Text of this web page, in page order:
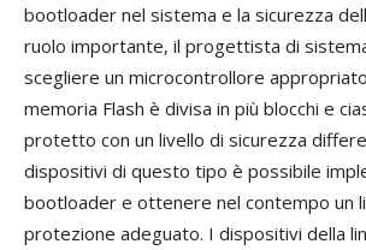
bootloader nel sistema e la sicurezza
ruolo importante, il progettista di
scegliere un microcontrollore
memoria Flash è divisa in più blocchi e
protetto con un livello di sicurezza
dispositivi di questo tipo è possibile
bootloader e ottenere nel contempo un
protezione adeguato. I dispositivi della